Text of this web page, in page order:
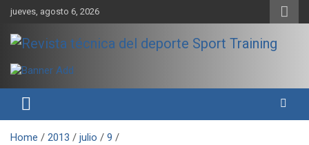
Skip
content
jueves, agosto 6, 2026
Revista técnica del deporte
Sport Training
rendimiento, nutrición y entrenamiento.
Home 2013 julio
9